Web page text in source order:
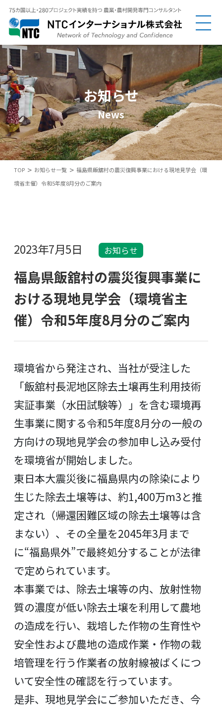
お知らせ
News
TOP > お知らせ一覧 > 福島県飯舘村の震災復興事業における現地見学会（環
境省主催）令和5年度8月分のご案内
2023年7月5日 お知らせ
福島県飯舘村の震災復興事業に
おける現地見学会（環境省主
催）令和5年度8月分のご案内
環境省から発注され、当社が受注した
「飯舘村長泥地区除去土壌再生利用技術
実証事業（水田試験等）」を含む環境再
生事業に関する令和5年度8月分の一般の
方向けの現地見学会の参加申し込み受付
を環境省が開始しました。
東日本大震災後に福島県内の除染により
生じた除去土壌等は、約1,400万m3と推
定され（帰還困難区域の除去土壌等は含
まない）、その全量を2045年3月まで
に“福島県外”で最終処分することが法律
で定められています。
本事業では、除去土壌等の内、放射性物
質の濃度が低い除去土壌を利用して農地
の造成を行い、栽培した作物の生育性や
安全性および農地の造成作業・作物の栽
培管理を行う作業者の放射線被ばくにつ
いて安全性の確認を行っています。
是非、現地見学会にご参加いただき、今